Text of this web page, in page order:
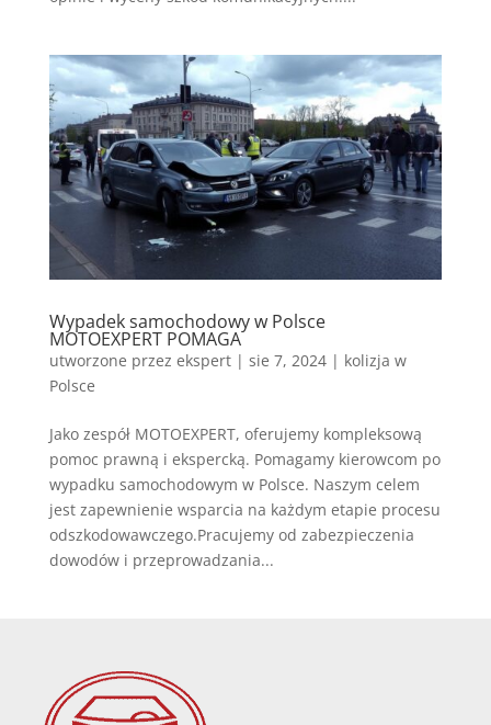
Wypadek samochodowy w Polsce
MOTOEXPERT POMAGA
utworzone przez ekspert| sie 7, 2024| kolizja w
Polsce
Jako zespół MOTOEXPERT, oferujemy kompleksową
pomoc prawną i ekspercką. Pomagamy kierowcom po
wypadku samochodowym w Polsce. Naszym celem
jest zapewnienie wsparcia na każdym etapie procesu
odszkodowawczego.Pracujemy od zabezpieczenia
dowodów i przeprowadzania...